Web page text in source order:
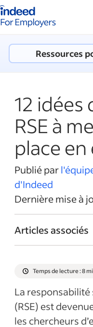
Indeed - Entreprises
Ressources
12 idées
RSE à
place
Publié par
d'Indeed
Dernière mise à
Articles associés
Temps de lecture : 8
La
(RSE) est
les chercheurs